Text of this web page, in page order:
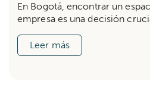
En Bogotá, encontrar un
empresa es una decisión
Leer más